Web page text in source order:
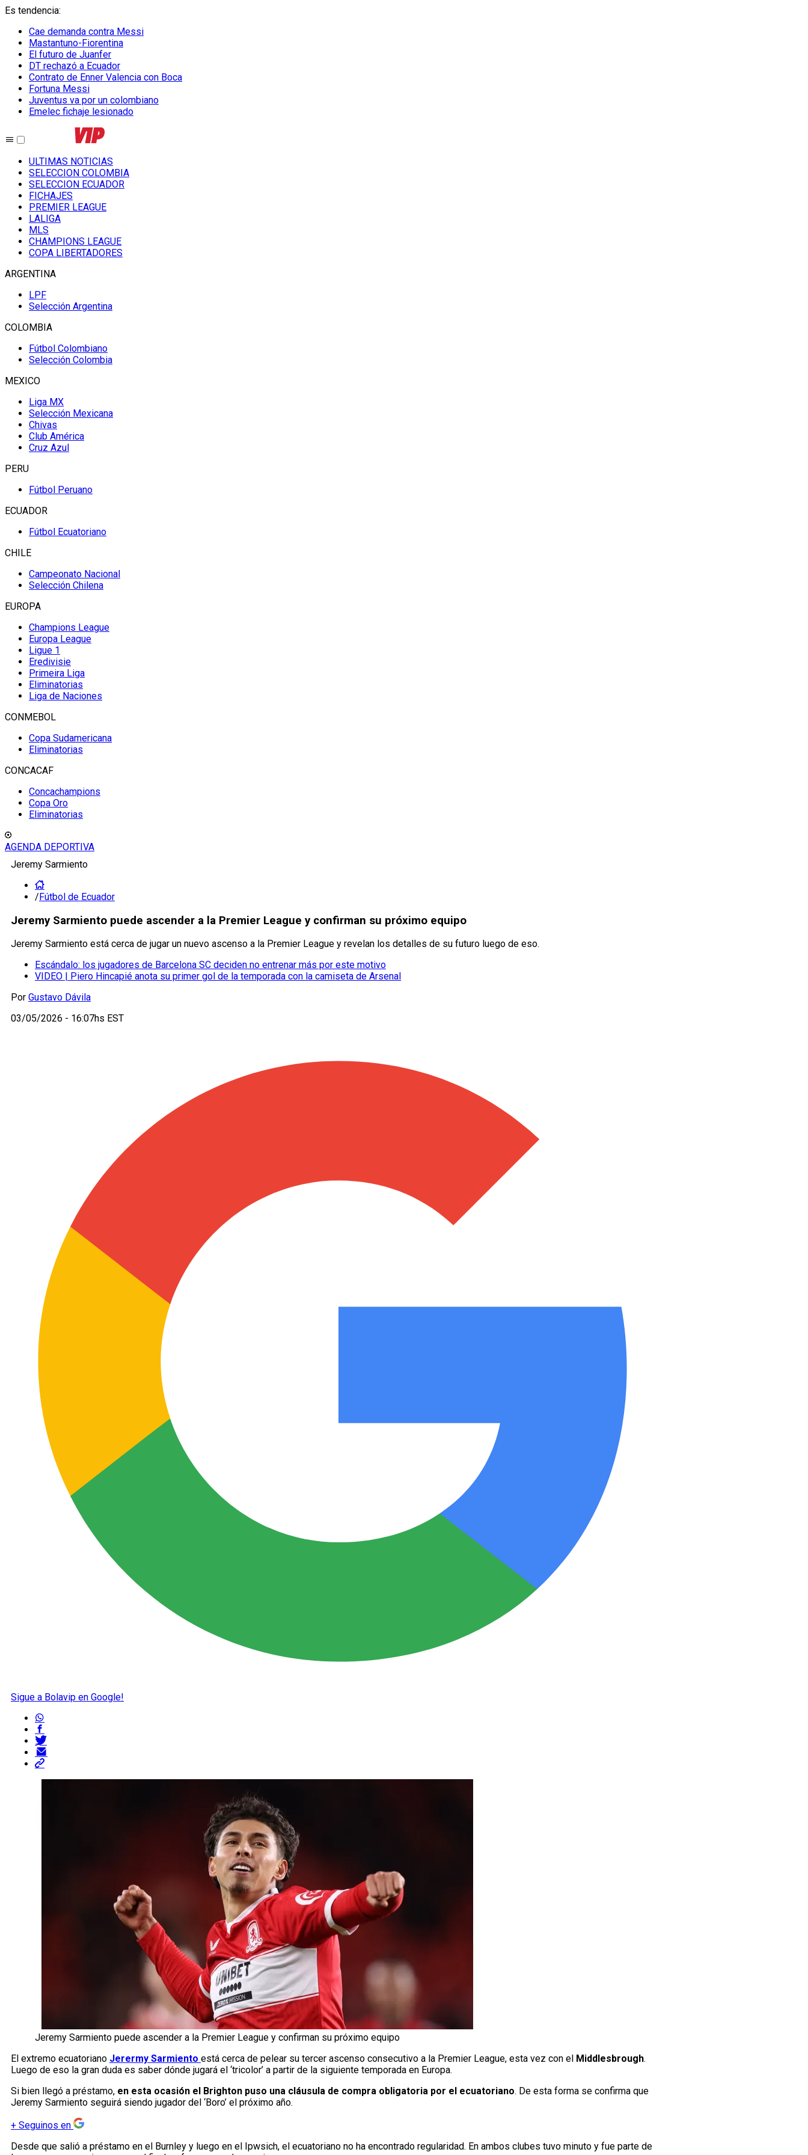
Es tendencia:
Cae demanda contra Messi
Mastantuno-Fiorentina
El futuro de Juanfer
DT rechazó a Ecuador
Contrato de Enner Valencia con Boca
Fortuna Messi
Juventus va por un colombiano
Emelec fichaje lesionado
ULTIMAS NOTICIAS
SELECCION COLOMBIA
SELECCION ECUADOR
FICHAJES
PREMIER LEAGUE
LALIGA
MLS
CHAMPIONS LEAGUE
COPA LIBERTADORES
ARGENTINA
LPF
Selección Argentina
COLOMBIA
Fútbol Colombiano
Selección Colombia
MEXICO
Liga MX
Selección Mexicana
Chivas
Club América
Cruz Azul
PERU
Fútbol Peruano
ECUADOR
Fútbol Ecuatoriano
CHILE
Campeonato Nacional
Selección Chilena
EUROPA
Champions League
Europa League
Ligue 1
Eredivisie
Primeira Liga
Eliminatorias
Liga de Naciones
CONMEBOL
Copa Sudamericana
Eliminatorias
CONCACAF
Concachampions
Copa Oro
Eliminatorias
AGENDA DEPORTIVA
Jeremy Sarmiento
/Fútbol de Ecuador
Jeremy Sarmiento puede ascender a la Premier League y confirman su próximo equipo
Jeremy Sarmiento está cerca de jugar un nuevo ascenso a la Premier League y revelan los detalles de su futuro luego de eso.
Escándalo: los jugadores de Barcelona SC deciden no entrenar más por este motivo
VIDEO | Piero Hincapié anota su primer gol de la temporada con la camiseta de Arsenal
Por Gustavo Dávila
03/05/2026 - 16:07hs EST
Sigue a Bolavip en Google!
Jeremy Sarmiento puede ascender a la Premier League y confirman su próximo equipo
El extremo ecuatoriano Jerermy Sarmiento está cerca de pelear su tercer ascenso consecutivo a la Premier League, esta vez con el Middlesbrough.
Luego de eso la gran duda es saber dónde jugará el ‘tricolor’ a partir de la siguiente temporada en Europa.
Si bien llegó a préstamo, en esta ocasión el Brighton puso una cláusula de compra obligatoria por el ecuatoriano. De esta forma se confirma que
Jeremy Sarmiento seguirá siendo jugador del ‘Boro’ el próximo año.
+ Seguinos en
Desde que salió a préstamo en el Burnley y luego en el Ipwsich, el ecuatoriano no ha encontrado regularidad. En ambos clubes tuvo minuto y fue parte de